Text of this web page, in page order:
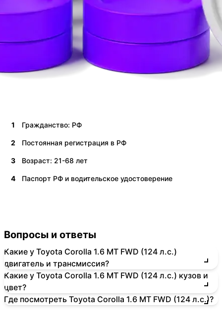
1 Гражданство: РФ
2 Постоянная регистрация в РФ
3 Возраст: 21-68 лет
4 Паспорт РФ и водительское удостоверение
Вопросы и ответы
Какие у Toyota Corolla 1.6 MT FWD (124 л.с.)
двигатель и трансмиссия?
Какие у Toyota Corolla 1.6 MT FWD (124 л.с.) кузов и
цвет?
Где посмотреть Toyota Corolla 1.6 MT FWD (124 л.с.)?